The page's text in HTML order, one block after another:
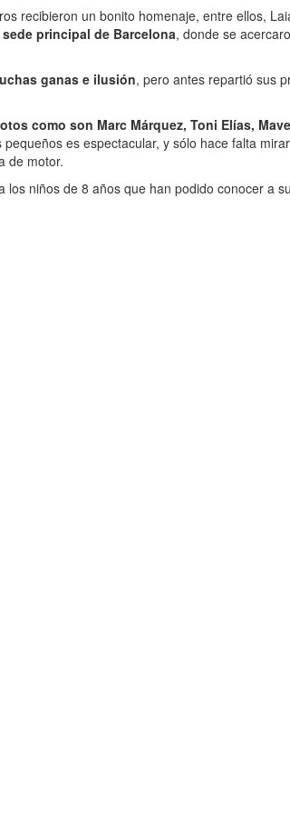
recibieron un bonito homenaje, entre ellos,
principal de Barcelona, donde se
ganas e ilusión, pero antes repartió sus
como son Marc Márquez, Toni Elías,
es espectacular, y sólo hace falta
de motor.
niños de 8 años que han podido conocer a